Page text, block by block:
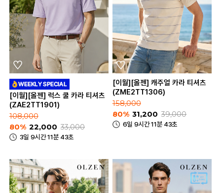
[이월][올젠] 럭스 쿨 카라 티셔츠
(ZAE2TT1901)
108,000
80% 22,000 33,000
3일 9시간 11분 43초
[이월][올젠] 캐주얼 카라 티셔츠
(ZME2TT1306)
158,000
80% 31,200 39,000
6일 9시간 11분 43초